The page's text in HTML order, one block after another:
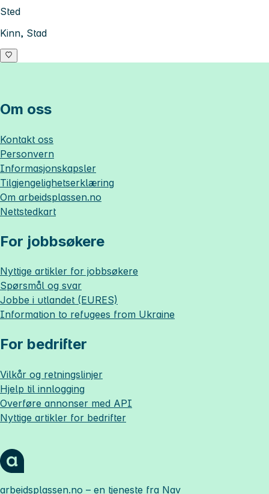
Sted
Kinn, Stad
Om oss
Kontakt oss
Personvern
Informasjonskapsler
Tilgjengelighetserklæring
Om arbeidsplassen.no
Nettstedkart
For jobbsøkere
Nyttige artikler for jobbsøkere
Spørsmål og svar
Jobbe i utlandet (EURES)
Information to refugees from Ukraine
For bedrifter
Vilkår og retningslinjer
Hjelp til innlogging
Overføre annonser med API
Nyttige artikler for bedrifter
arbeidsplassen.no – en tjeneste fra Nav